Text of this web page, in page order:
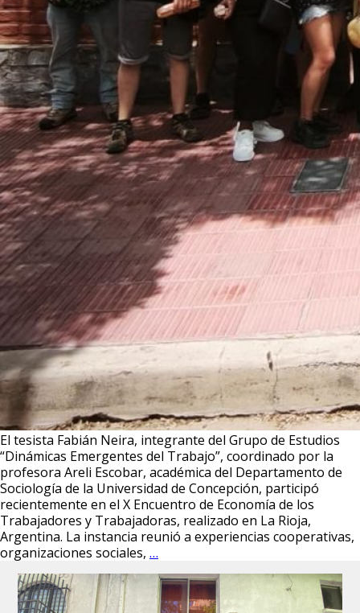
El tesista Fabián Neira, integrante del Grupo de Estudios
“Dinámicas Emergentes del Trabajo”, coordinado por la
profesora Areli Escobar, académica del Departamento de
Sociología de la Universidad de Concepción, participó
recientemente en el X Encuentro de Economía de los
Trabajadores y Trabajadoras, realizado en La Rioja,
Argentina. La instancia reunió a experiencias cooperativas,
organizaciones sociales, …
Grupo
de